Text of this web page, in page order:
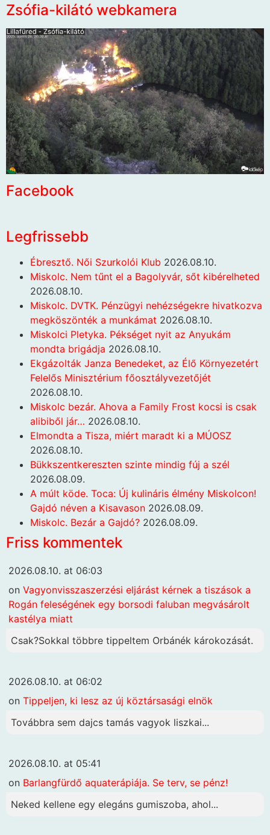
Zsófia-kilátó webkamera
Facebook
Legfrissebb
Ébresztő. Női Szurkolói Klub 2026.08.10.
Miskolc. Nem tűnt el a Bagolyvár, sőt kibérelheted
2026.08.10.
Miskolc. DVTK. Pénzügyi nehézségekre hivatkozva
megköszönték a munkámat 2026.08.10.
Miskolci Pletyka. Pékséget nyit az Anyukám
mondta brigádja 2026.08.10.
Ekgázolták Janza Benedeket, az Élő Környezetért
Felelős Minisztérium főosztályvezetőjét
2026.08.10.
Miskolc bezár. Ahova a Family Frost kocsi is csak
alibiből jár… 2026.08.10.
Elmondta a Tisza, miért maradt ki a MÚOSZ
2026.08.10.
Bükkszentkereszten szinte mindig fúj a szél
2026.08.09.
A múlt köde. Toca: Új kulináris élmény Miskolcon!
Gajdó néven a Kisavason 2026.08.09.
Miskolc. Bezár a Gajdó? 2026.08.09.
Friss kommentek
2026.08.10. at 06:03
on Vagyonvisszaszerzési eljárást kérnek a tiszások a
Rogán feleségének egy borsodi faluban megvásárolt
kastélya miatt
Csak?Sokkal többre tippeltem Orbánék károkozását.
2026.08.10. at 06:02
on Tippeljen, ki lesz az új köztársasági elnök
Továbbra sem dajcs tamás vagyok liszkai...
2026.08.10. at 05:41
on Barlangfürdő aquaterápiája. Se terv, se pénz!
Neked kellene egy elegáns gumiszoba, ahol...